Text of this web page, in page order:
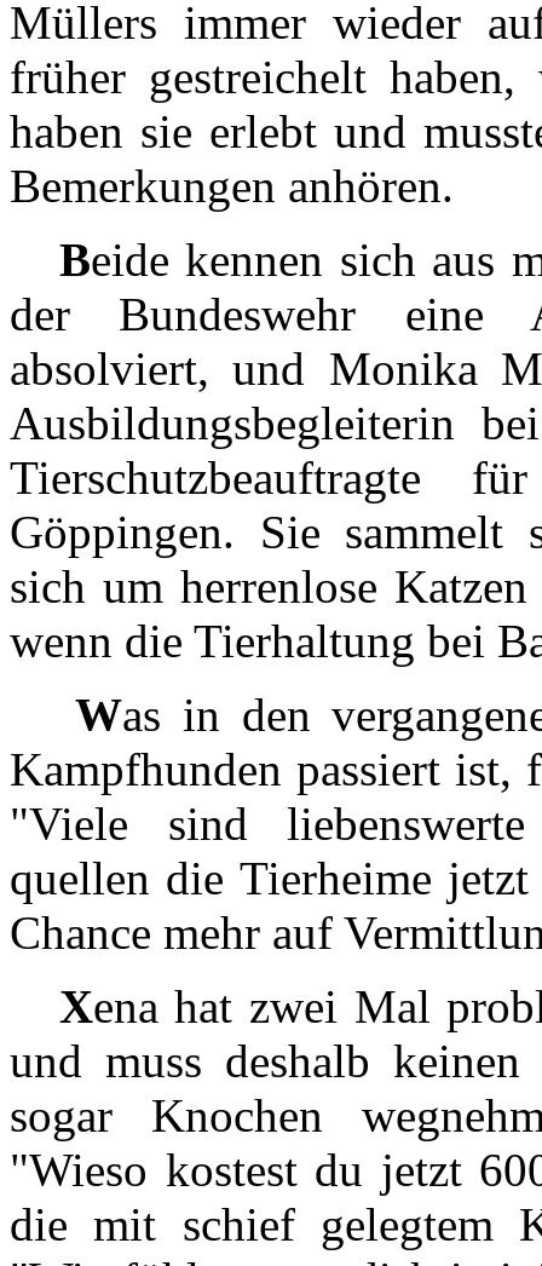
Müllers immer wieder
früher gestreichelt
haben sie erlebt und
Bemerkungen anhören.
Beide kennen sich aus
der Bundeswehr eine
absolviert, und Monika
Ausbildungsbegleiterin
Göppingen. Sie sammelt
sich um herrenlose
wenn die Tierhaltung bei
Was in den
Kampfhunden passiert
"Viele sind
quellen die Tierheime
Chance mehr auf
Xena hat zwei Mal
und muss deshalb
sogar Knochen
"Wieso kostest du jetzt
die mit schief gelegtem